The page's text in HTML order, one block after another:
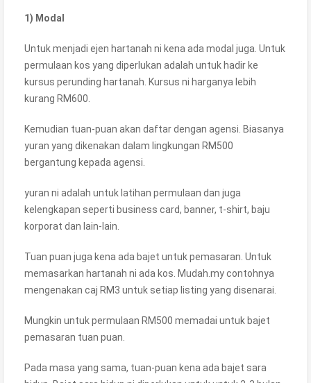
1) Modal
Untuk menjadi ejen hartanah ni kena ada modal juga. Untuk
permulaan kos yang diperlukan adalah untuk hadir ke
kursus perunding hartanah. Kursus ni harganya lebih
kurang RM600.
Kemudian tuan-puan akan daftar dengan agensi. Biasanya
yuran yang dikenakan dalam lingkungan RM500
bergantung kepada agensi.
yuran ni adalah untuk latihan permulaan dan juga
kelengkapan seperti business card, banner, t-shirt, baju
korporat dan lain-lain.
Tuan puan juga kena ada bajet untuk pemasaran. Untuk
memasarkan hartanah ni ada kos. Mudah.my contohnya
mengenakan caj RM3 untuk setiap listing yang disenarai.
Mungkin untuk permulaan RM500 memadai untuk bajet
pemasaran tuan puan.
Pada masa yang sama, tuan-puan kena ada bajet sara